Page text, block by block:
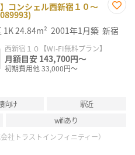
コンシェル西新宿１０～
に入
り登
1K24.84m² 2001年1月築 新宿
西新宿１０【WI-FI無料プラン】
月額目安 143,700円～
初期費用他 33,000円～
向け
駅近
wifiあり
社トラストインフィニティー）